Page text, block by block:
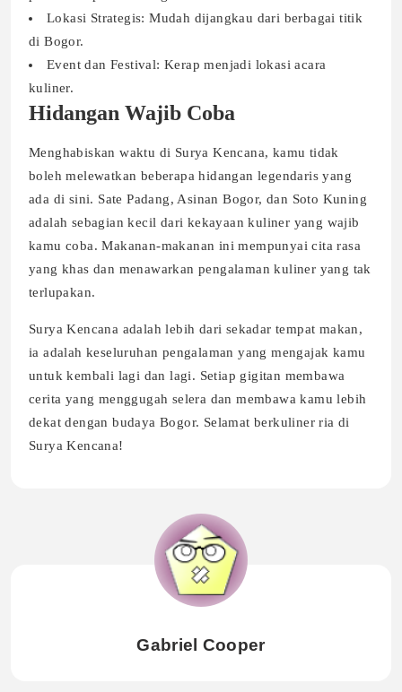
Lokasi Strategis: Mudah dijangkau dari berbagai titik
di Bogor.
Event dan Festival: Kerap menjadi lokasi acara
kuliner.
Hidangan Wajib Coba
Menghabiskan waktu di Surya Kencana, kamu tidak
boleh melewatkan beberapa hidangan legendaris yang
ada di sini. Sate Padang, Asinan Bogor, dan Soto Kuning
adalah sebagian kecil dari kekayaan kuliner yang wajib
kamu coba. Makanan-makanan ini mempunyai cita rasa
yang khas dan menawarkan pengalaman kuliner yang tak
terlupakan.
Surya Kencana adalah lebih dari sekadar tempat makan,
ia adalah keseluruhan pengalaman yang mengajak kamu
untuk kembali lagi dan lagi. Setiap gigitan membawa
cerita yang menggugah selera dan membawa kamu lebih
dekat dengan budaya Bogor. Selamat berkuliner ria di
Surya Kencana!
Gabriel Cooper